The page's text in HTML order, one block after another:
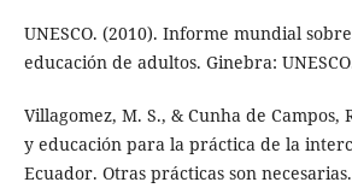
UNESCO. (2010). Informe mundial
educación de adultos. Ginebra:
Villagomez, M. S., & Cunha de Campos,
y educación para la práctica de la
Ecuador. Otras prácticas son